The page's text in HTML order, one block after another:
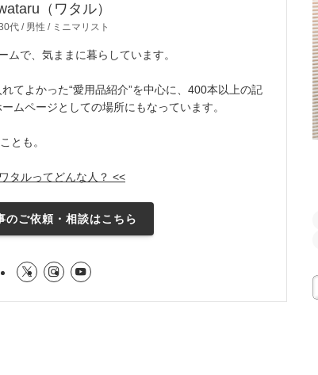
（ワタル）
代 / 男性 / ミニマリスト
で、気ままに暮らしています。
てよかった“愛用品紹介”を中心に、400本以上の記
ムページとしての場所にもなっています。
とも。
タルってどんな人？ <<
のご依頼・相談はこちら